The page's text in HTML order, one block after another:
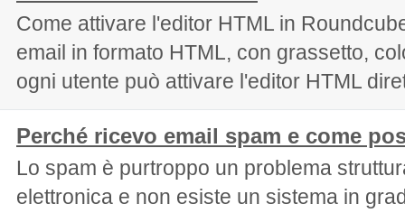
Come attivare l'editor HTML in
email in formato HTML, con grassetto,
ogni utente può attivare l'editor HTML
Perché ricevo email spam e come
Lo spam è purtroppo un problema
elettronica e non esiste un sistema in